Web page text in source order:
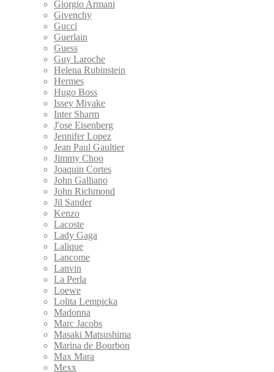
Giorgio Armani
Givenchy
Gucci
Guerlain
Guess
Guy Laroche
Helena Rubinstein
Hermes
Hugo Boss
Issey Miyake
Inter Sharm
J'ose Eisenberg
Jennifer Lopez
Jean Paul Gaultier
Jimmy Choo
Joaquin Cortes
John Galliano
John Richmond
Jil Sander
Kenzo
Lacoste
Lady Gaga
Lalique
Lancome
Lanvin
La Perla
Loewe
Lolita Lempicka
Madonna
Marc Jacobs
Masaki Matsushima
Marina de Bourbon
Max Mara
Mexx